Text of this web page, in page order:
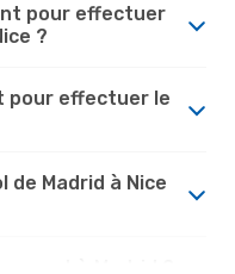
pour effectuer
?
pour effectuer le
de Madrid à Nice